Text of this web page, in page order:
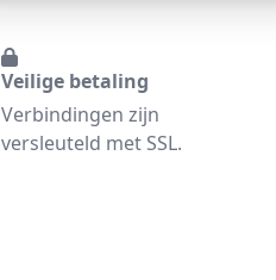
Veilige betaling
Verbindingen zijn
versleuteld met SSL.